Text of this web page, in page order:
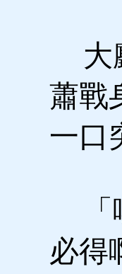
大
蕭戰
一口
「
必得